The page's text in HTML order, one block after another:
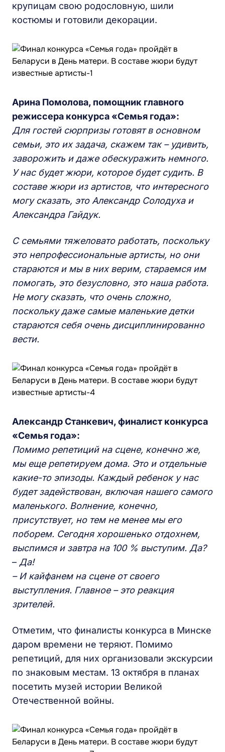
крупицам свою родословную, шили
костюмы и готовили декорации.
Арина Помолова, помощник главного
режиссера конкурса «Семья года»:
Для гостей сюрпризы готовят в основном
семьи, это их задача, скажем так – удивить,
заворожить и даже обескуражить немного.
У нас будет жюри, которое будет судить. В
составе жюри из артистов, что интересного
могу сказать, это Александр Солодуха и
Александра Гайдук.
С семьями тяжеловато работать, поскольку
это непрофессиональные артисты, но они
стараются и мы в них верим, стараемся им
помогать, это безусловно, это наша работа.
Не могу сказать, что очень сложно,
поскольку даже самые маленькие детки
стараются себя очень дисциплинированно
вести.
АлександрСтанкевич, финалист конкурса
«Семья года»:
Помимо репетиций на сцене, конечно же,
мы еще репетируем дома. Это и отдельные
какие-то эпизоды. Каждый ребенок у нас
будет задействован, включая нашего самого
маленького. Волнение, конечно,
присутствует, но тем не менее мы его
поборем. Сегодня хорошенько отдохнем,
выспимся и завтра на 100 % выступим. Да?
– Да!
– И кайфанем на сцене от своего
выступления. Главное – это реакция
зрителей.
Отметим, что финалисты конкурса в Минске
даром времени не теряют. Помимо
репетиций, для них организовали экскурсии
по знаковым местам. 13 октября в планах
посетить музей истории Великой
Отечественной войны.